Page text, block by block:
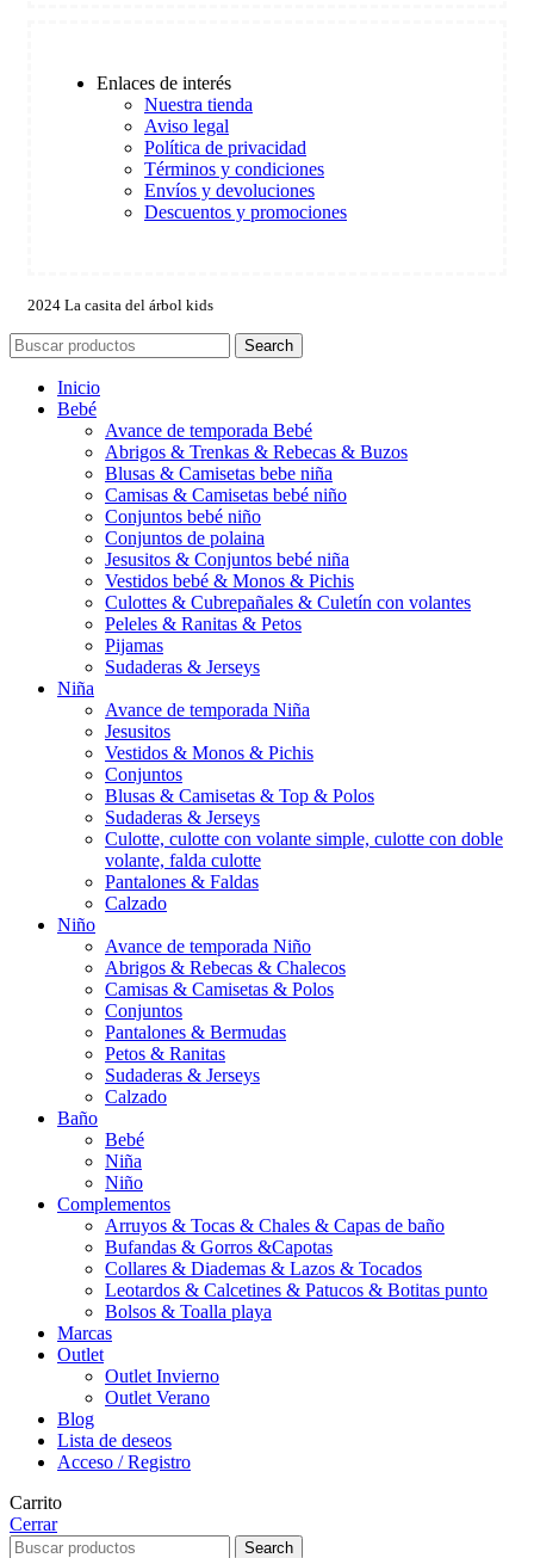
Enlaces de interés
Nuestra tienda
Aviso legal
Política de privacidad
Términos y condiciones
Envíos y devoluciones
Descuentos y promociones
2024 La casita del árbol kids
Search
Inicio
Bebé
Avance de temporada Bebé
Abrigos & Trenkas & Rebecas & Buzos
Blusas & Camisetas bebe niña
Camisas & Camisetas bebé niño
Conjuntos bebé niño
Conjuntos de polaina
Jesusitos & Conjuntos bebé niña
Vestidos bebé & Monos & Pichis
Culottes & Cubrepañales & Culetín con volantes
Peleles & Ranitas & Petos
Pijamas
Sudaderas & Jerseys
Niña
Avance de temporada Niña
Jesusitos
Vestidos & Monos & Pichis
Conjuntos
Blusas & Camisetas & Top & Polos
Sudaderas & Jerseys
Culotte, culotte con volante simple, culotte con doble
volante, falda culotte
Pantalones & Faldas
Calzado
Niño
Avance de temporada Niño
Abrigos & Rebecas & Chalecos
Camisas & Camisetas & Polos
Conjuntos
Pantalones & Bermudas
Petos & Ranitas
Sudaderas & Jerseys
Calzado
Baño
Bebé
Niña
Niño
Complementos
Arruyos & Tocas & Chales & Capas de baño
Bufandas & Gorros &Capotas
Collares & Diademas & Lazos & Tocados
Leotardos & Calcetines & Patucos & Botitas punto
Bolsos & Toalla playa
Marcas
Outlet
Outlet Invierno
Outlet Verano
Blog
Lista de deseos
Acceso / Registro
Carrito
Cerrar
Search